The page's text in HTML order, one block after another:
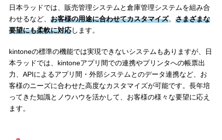
日本ラッドでは、販売管理システムと倉庫管理システムを組み合
わせるなど、 お客様の用途に合わせてカスタマイズ。 さまざまな
要望にも柔軟に対応します。
kintoneの標準の機能では実現できないシステムもありますが、日
本ラッドでは、kintoneアプリ間での連携やプリンタへの帳票出
力、APIによるアプリ間・外部システムとのデータ連携など、お
客様のニーズに合わせた高度なカスタマイズが可能です。長年培
ってきた知識とノウハウを活かして、お客様の様々な要望に応え
ます。